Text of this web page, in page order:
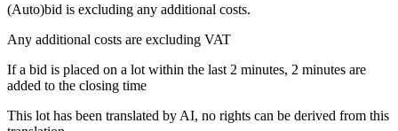
(Auto)bid is excluding any additional costs.
Any additional costs are excluding VAT
If a bid is placed on a lot within the last 2 minutes, 2 minutes are
added to the closing time
This lot has been translated by AI, no rights can be derived from this